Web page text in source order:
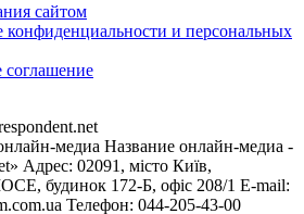
сайтом
конфиденциальности и персональных
соглашение
медиа Название онлайн-медиа -
Адрес: 02091, місто Київ,
будинок 172-Б, офіс 208/1 E-mail:
Телефон: 044-205-43-00